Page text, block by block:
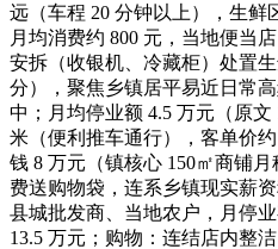
远（车程 20 分钟以上），生鲜
月均消费约 800 元，当地便当
安拆（收银机、冷藏柜）处置
分），聚焦乡镇居平易近日常
中；月均停业额 4.5 万元（原
米（便利推车通行），客单价
钱 8 万元（镇核心 150㎡商铺
费送购物袋，连系乡镇现实薪
县城批发商、当地农户，月停
13.5 万元；购物：连结店内整